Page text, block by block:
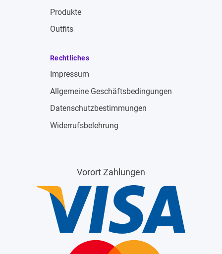
Produkte
Outfits
Rechtliches
Impressum
Allgemeine Geschäftsbedingungen
Datenschutzbestimmungen
Widerrufsbelehrung
Vorort Zahlungen